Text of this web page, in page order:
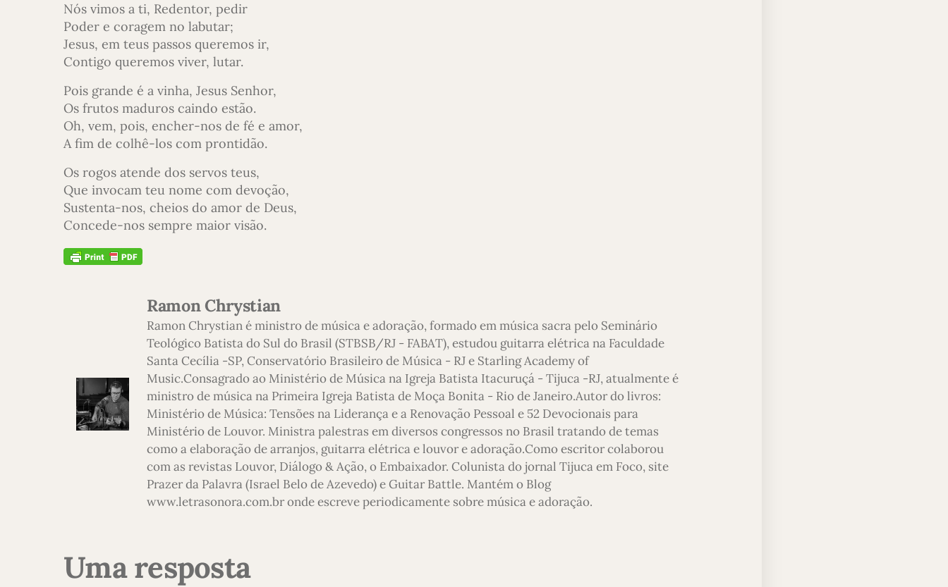
Nós vimos a ti, Redentor, pedir
Poder e coragem no labutar;
Jesus, em teus passos queremos ir,
Contigo queremos viver, lutar.
Pois grande é a vinha, Jesus Senhor,
Os frutos maduros caindo estão.
Oh, vem, pois, encher-nos de fé e amor,
A fim de colhê-los com prontidão.
Os rogos atende dos servos teus,
Que invocam teu nome com devoção,
Sustenta-nos, cheios do amor de Deus,
Concede-nos sempre maior visão.
Ramon Chrystian
Ramon Chrystian é ministro de música e adoração, formado em música sacra pelo Seminário
Teológico Batista do Sul do Brasil (STBSB/RJ - FABAT), estudou guitarra elétrica na Faculdade
Santa Cecília -SP, Conservatório Brasileiro de Música - RJ e Starling Academy of
Music.Consagrado ao Ministério de Música na Igreja Batista Itacuruçá - Tijuca -RJ, atualmente é
ministro de música na Primeira Igreja Batista de Moça Bonita - Rio de Janeiro.Autor do livros:
Ministério de Música: Tensões na Liderança e a Renovação Pessoal e 52 Devocionais para
Ministério de Louvor. Ministra palestras em diversos congressos no Brasil tratando de temas
como a elaboração de arranjos, guitarra elétrica e louvor e adoração.Como escritor colaborou
com as revistas Louvor, Diálogo & Ação, o Embaixador. Colunista do jornal Tijuca em Foco, site
Prazer da Palavra (Israel Belo de Azevedo) e Guitar Battle. Mantém o Blog
www.letrasonora.com.br onde escreve periodicamente sobre música e adoração.
Uma resposta